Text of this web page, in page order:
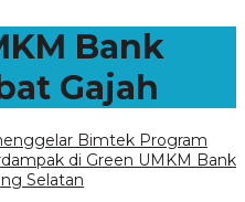
Bank
Gajah